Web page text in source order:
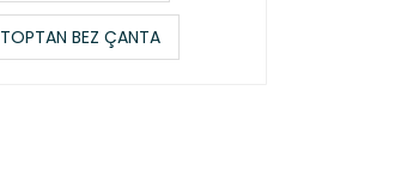
TOPTAN BEZ ÇANTA